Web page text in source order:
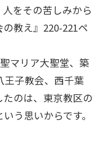
をその苦しみから
教え』220-221ペ
マリア大聖堂、築
王子教会、西千葉
のは、東京教区の
う思いからです。